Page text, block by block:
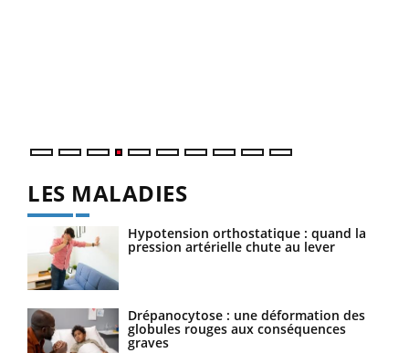
LES MALADIES
Hypotension orthostatique : quand la
pression artérielle chute au lever
Drépanocytose : une déformation des
globules rouges aux conséquences
graves